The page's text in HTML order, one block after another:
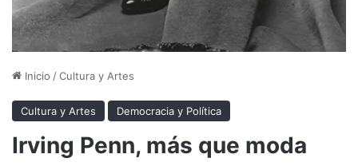
Inicio /Cultura y Artes
Cultura y Artes Democracia y Política
Irving Penn, más que moda